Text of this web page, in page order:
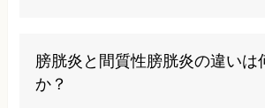
慣に問題がある場合に再発しやす
た、膀胱周辺の血流不良や自律神
している可能性もあります。
膀胱炎と間質性膀胱炎の違いは
か？